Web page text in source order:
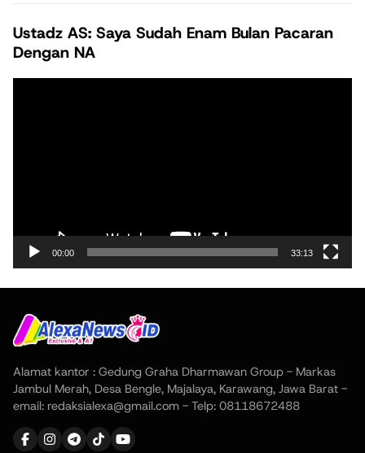
Ustadz AS: Saya Sudah Enam Bulan Pacaran
Dengan NA
00:00 33:13
Alamat kantor : Gedung Graha Dharmawan Group - Markas
Jambul Merah, Desa Bengle, Majalaya, Karawang, Jawa Barat -
email: redaksialexa@gmail.com - Telp: 08118672488